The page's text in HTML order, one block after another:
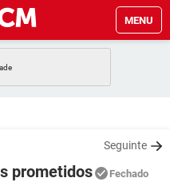
MENU
GMAIL
WHATSAPP
Seguinte
prometidos Fechado